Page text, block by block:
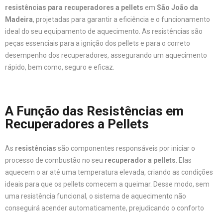
resistências para recuperadores a pellets em São João da
Madeira, projetadas para garantir a eficiência e o funcionamento
ideal do seu equipamento de aquecimento. As resistências são
peças essenciais para a ignição dos pellets e para o correto
desempenho dos recuperadores, assegurando um aquecimento
rápido, bem como, seguro e eficaz.
A Função das Resistências em
Recuperadores a Pellets
As resistências são componentes responsáveis por iniciar o
processo de combustão no seu recuperador a pellets . Elas
aquecem o ar até uma temperatura elevada, criando as condições
ideais para que os pellets comecem a queimar. Desse modo, sem
uma resistência funcional, o sistema de aquecimento não
conseguirá acender automaticamente, prejudicando o conforto